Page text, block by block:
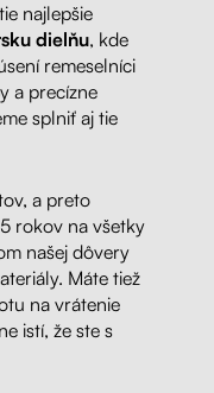
najlepšie
dielňu, kde
remeselníci
a precízne
splniť aj tie
a preto
rokov na všetky
našej dôvery
Máte tiež
na vrátenie
istí, že ste s